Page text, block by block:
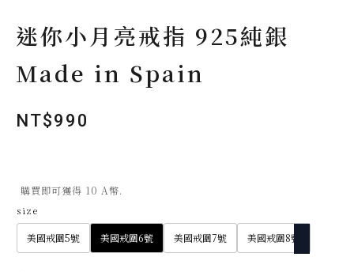
迷你小月亮戒指 925純銀
Made in Spain
NT$990
購買即可獲得 10 A幣.
size
美國戒圍5號 美國戒圍6號 美國戒圍7號 美國戒圍8號